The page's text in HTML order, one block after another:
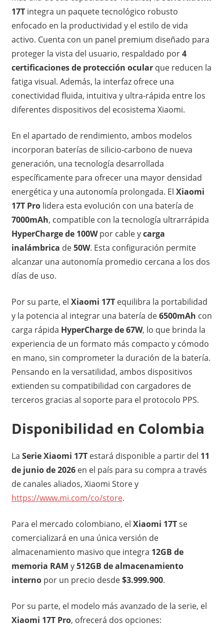
17Tintegra un paquete tecnológico robusto
enfocado en la productividad y el estilo de vida
activo. Cuenta con un panel premium diseñado para
proteger la vista del usuario, respaldado por4
certificaciones de protección ocularque reducen la
fatiga visual. Además, la interfaz ofrece una
conectividad fluida, intuitiva y ultra-rápida entre los
diferentes dispositivos del ecosistema Xiaomi.
En el apartado de rendimiento, ambos modelos
incorporan baterías de silicio-carbono de nueva
generación, una tecnología desarrollada
específicamente para ofrecer una mayor densidad
energética y una autonomía prolongada. El Xiaomi
17T Prolidera esta evolución con una batería de
7000mAh, compatible con la tecnología ultrarrápida
HyperCharge de 100Wpor cable ycarga
inalámbrica de50W. Esta configuración permite
alcanzar una autonomía promedio cercana a los dos
días de uso.
Por su parte, el Xiaomi 17Tequilibra la portabilidad
y la potencia al integrar una batería de6500mAh con
carga rápida HyperCharge de 67W, lo que brinda la
experiencia de un formato más compacto y cómodo
en mano, sin comprometer la duración de la batería.
Pensando en la versatilidad, ambos dispositivos
extienden su compatibilidad con cargadores de
terceros gracias al soporte para el protocolo PPS.
Disponibilidad en Colombia
La Serie Xiaomi 17Testará disponible a partir del 11
de junio de 2026en el país para su compra a través
de canales aliados, Xiaomi Store y
https://www.mi.com/co/store.
Para el mercado colombiano, el Xiaomi 17Tse
comercializará en una única versión de
almacenamiento masivo que integra 12GB de
memoria RAM y512GB de almacenamiento
internopor un precio desde$3.999.900.
Por su parte, el modelo más avanzado de la serie, el
Xiaomi 17T Pro, ofrecerá dos opciones: